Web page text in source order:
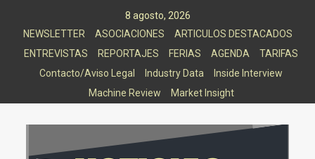
8 agosto, 2026
NEWSLETTER
ASOCIACIONES
ARTICULOS DESTACADOS
ENTREVISTAS
REPORTAJES FERIAS AGENDA
TARIFAS
Contacto/Aviso Legal
Industry Data
Inside Interview
Machine Review
Market Insight